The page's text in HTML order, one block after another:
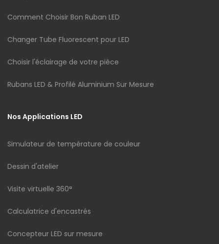
Comment Choisir Bon Ruban LED
Changer Tube Fluorescent pour LED
Choisir l'éclairage de votre pièce
Rubans LED & Profilé Aluminium Sur Mesure
Nos Applications LED
Simulateur de température de couleur
Dessin d'atelier
Visite virtuelle 360°
Calculatrice d'encastrés
Concepteur LED sur mesure